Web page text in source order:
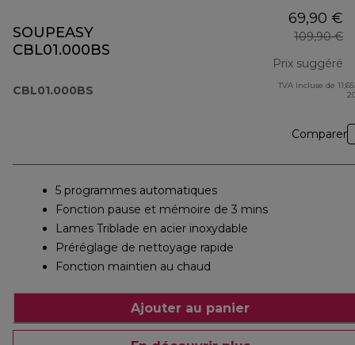
SOUPEASY
CBL01.000BS
CBL01.000BS
69,90 €
109,90 €
Prix suggéré
TVA incluse de
Comparer
5 programmes automatiques
Fonction pause et mémoire de 3 mins
Lames Triblade en acier inoxydable
Préréglage de nettoyage rapide
Fonction maintien au chaud
Ajouter au panier